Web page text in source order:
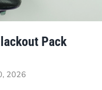
Pack
2026